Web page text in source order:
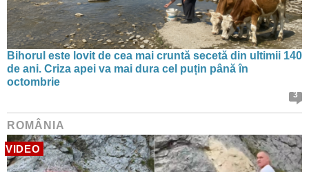
Bihorul este lovit de cea mai cruntă secetă din ultimii 140
de ani. Criza apei va mai dura cel puțin până în
octombrie
3
ROMÂNIA
VIDEO